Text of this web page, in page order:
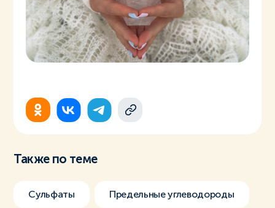
Также по теме
Сульфаты Предельные углеводороды